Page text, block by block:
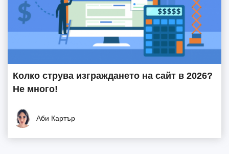
Колко струва изграждането на сайт в 2026?
Не много!
Аби Картър